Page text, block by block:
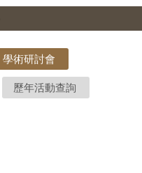
閉
站
停、
圖
圖
結
學術研討會
歷年活動查詢